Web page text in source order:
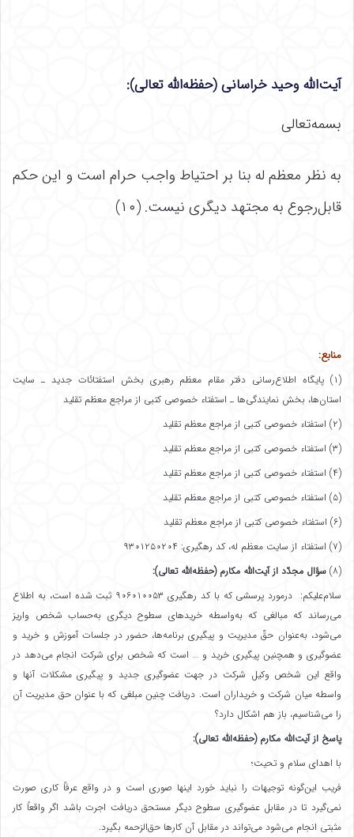
آیت‌الله وحید خراسانی (حفظه‌الله تعالی):
بسمه‌تعالی
به نظر معظم له بنا بر احتیاط واجب حرام است و این حکم
قابل‌رجوع به مجتهد دیگری نیست. (۱۰)
منابع:
(۱) پایگاه اطلاع‌رسانی دفتر مقام معظم رهبری بخش استفتائات جدید ـ سایت
استان‌ها، بخش نمایندگی‌ها ـ استفتاء خصوصی کتبی از مراجع معظم تقلید
(۲) استفتاء خصوصی کتبی از مراجع معظم تقلید
(۳) استفتاء خصوصی کتبی از مراجع معظم تقلید
(۴) استفتاء خصوصی کتبی از مراجع معظم تقلید
(۵) استفتاء خصوصی کتبی از مراجع معظم تقلید
(۶) استفتاء خصوصی کتبی از مراجع معظم تقلید
(۷) استفتاء از سایت معظم له، کد رهگیری: ۹۳۰۱۲۵۰۲۰۴
(۸)
سؤال مجدّد از آیت‌الله مکارم (حفظه‌الله تعالی):
سلام‌علیکم: درمورد پرسشی که با کد رهگیری ۹۰۶۰۱۰۰۵۳ ثبت شده است، به اطلاع
می‌رساند که مبالغی که به‌واسطه خریدهای سطوح دیگری به‌حساب شخص واریز
می‌شود، به‌عنوان حقّ مدیریت و پیگیری برنامه‌ها، حضور در جلسات آموزش و خرید و
عضوگیری و همچنین پیگیری خرید و … است که شخص برای شرکت انجام می‌دهد در
واقع این شخص وکیل شرکت در جهت عضوگیری جدید و پیگیری مشکلات آنها و
واسطه میان شرکت و خریداران است. دریافت چنین مبلغی که با عنوان حق مدیریت آن
را می‌شناسیم، باز هم اشکال دارد؟
پاسخ از آیت‌الله مکارم (حفظه‌الله تعالی):
با اهدای سلام و تحیت؛
فریب این‌گونه توجیهات را نباید خورد اینها صوری است و در واقع عرفاً کاری صورت
نمی‌گیرد تا در مقابل عضوگیری سطوح دیگر مستحق دریافت اجرت باشد اگر واقعاً کار
مثبتی انجام می‌شود می‌تواند در مقابل آن کارها حق‌الزحمه بگیرد.